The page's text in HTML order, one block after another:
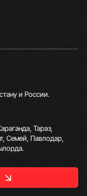
и России.
Тараз,
Семей, Павлодар,